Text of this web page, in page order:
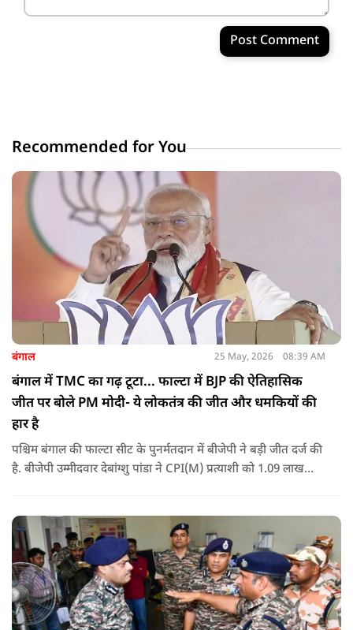
Post Comment
Recommended for You
बंगाल 25 May, 2026 08:39 AM
बंगाल में TMC का गढ़ टूटा... फाल्टा में BJP की ऐतिहासिक
जीत पर बोले PM मोदी- ये लोकतंत्र की जीत और धमकियों की
हार है
पश्चिम बंगाल की फाल्टा सीट के पुनर्मतदान में बीजेपी ने बड़ी जीत दर्ज की
है. बीजेपी उम्मीदवार देबांग्शु पांडा ने CPI(M) प्रत्याशी को 1.09 लाख